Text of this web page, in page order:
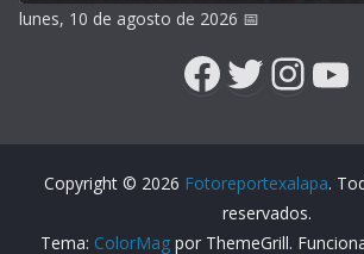
lunes, 10 de agosto de 2026 📅
Facebook
Twitter
Copyright © 2026 Fotoreportexalapa.
reservados.
Tema: ColorMagpor ThemeGrill.